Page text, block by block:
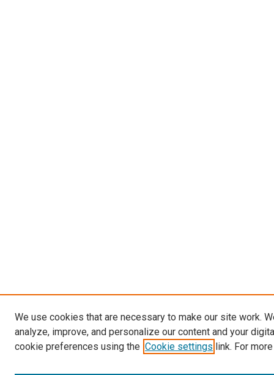
We use cookies that are necessary to make our site work.
analyze, improve, and personalize our content and your
cookie preferences using the Cookie settings link. For